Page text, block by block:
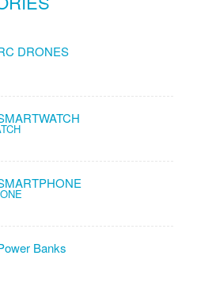
DRONES
Banks